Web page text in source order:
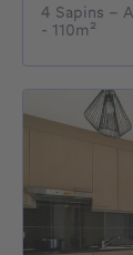
4 Sapins -
- 110m²